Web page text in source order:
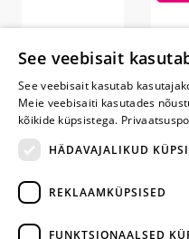
See veebisait
See veebisait kasutab
Meie veebisaiti kasutades
kõikide küpsistega.
HÄDAVAJALIKUD
REKLAAMKÜPSISED
FUNKTSIONAALSED